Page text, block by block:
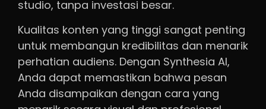
studio, tanpa investasi besar.
Kualitas konten yang tinggi sangat penting
untuk membangun kredibilitas dan menarik
perhatian audiens. Dengan Synthesia AI,
Anda dapat memastikan bahwa pesan
Anda disampaikan dengan cara yang